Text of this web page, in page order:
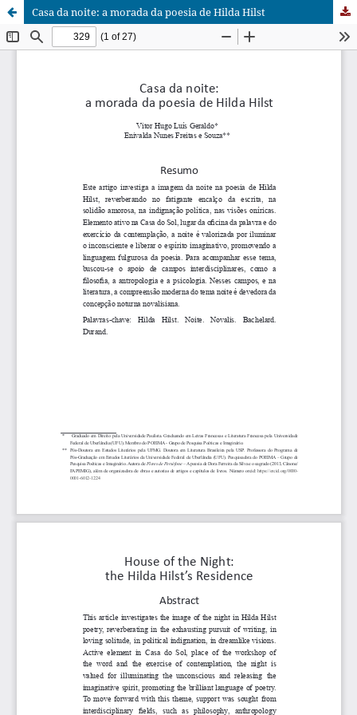
Casa da noite: a morada da poesia de Hilda Hilst